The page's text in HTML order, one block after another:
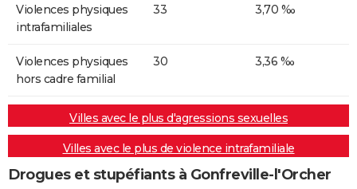
Violences physiques
intrafamiliales
33 3,70 ‰
Violences physiques
hors cadre familial
30 3,36 ‰
Villes avec le plus d'agressions sexuelles
Villes avec le plus de violence intrafamiliale
Drogues et stupéfiants à Gonfreville-l'Orcher